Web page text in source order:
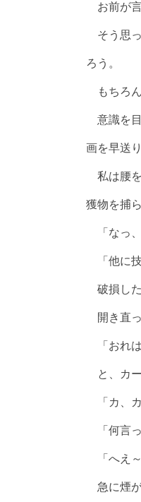
お前が言
そう思っ
ろう。
もちろん
意識を目
画を早送
私は腰を
獲物を捕
「なっ、
「他に技
破損した
開き直っ
「おれは
と、カー
「カ、カ
「何言っ
「へえ～
急に煙が